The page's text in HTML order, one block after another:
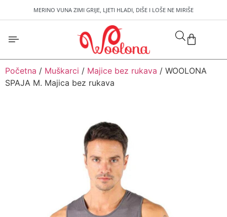
MERINO VUNA ZIMI GRIJE, LJETI HLADI, DIŠE I LOŠE NE MIRIŠE
Početna / Muškarci / Majice bez rukava / WOOLONA
SPAJA M. Majica bez rukava